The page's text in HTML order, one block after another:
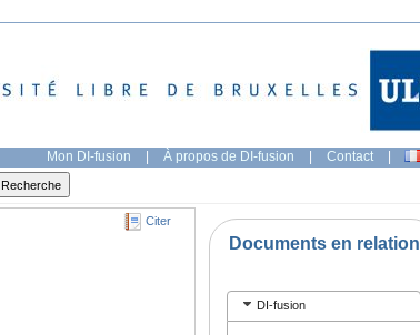
Mon DI-fusion | À propos de DI-fusion | Contact |
Citer
Documents en relation
DI-fusion